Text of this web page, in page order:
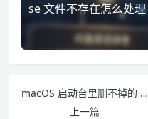
se 文件不存在怎么处理
macOS 启动台里删不掉的 Agent 问号图标怎么清理
上一篇